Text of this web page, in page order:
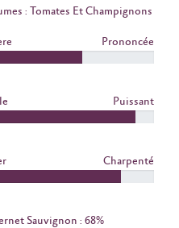
: Tomates Et Champignons
Prononcée
Puissant
Charpenté
Sauvignon : 68%